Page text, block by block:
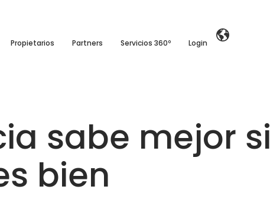
Propietarios Partners Servicios 360º Login
sabe mejor si
bien